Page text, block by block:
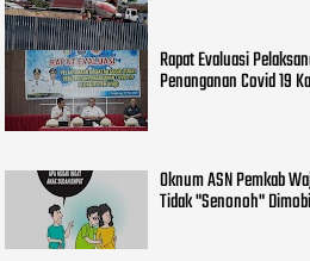
Rapat Evaluasi
Penanganan Covid 19
Oknum ASN Pemkab
Tidak "Senonoh"